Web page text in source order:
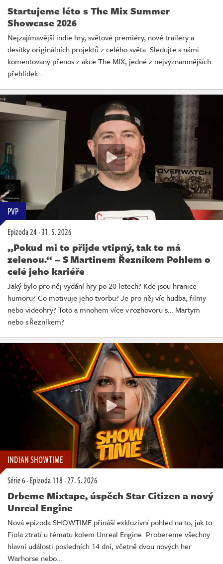
Startujeme léto s The Mix Summer
Showcase 2026
Nejzajímavější indie hry, světové premiéry, nové trailery a
desítky originálních projektů z celého světa. Sledujte s námi
komentovaný přenos z akce The MIX, jedné z nejvýznamnějších
přehlídek…
PVP
Epizoda 24·31. 5. 2026
„Pokud mi to přijde vtipný, tak to má
zelenou.“ – S Martinem Řezníkem Pohlem o
celé jeho kariéře
Jaký bylo pro něj vydání hry po 20 letech? Kde jsou hranice
humoru? Co motivuje jeho tvorbu? Je pro něj víc hudba, filmy
nebo videohry? Toto a mnohem více v rozhovoru s… Martym
nebo s Řezníkem?
INDIAN SHOWTIME
Série 6·Epizoda 118·27. 5. 2026
Drbeme Mixtape, úspěch Star Citizen a nový
Unreal Engine
Nová epizoda SHOWTIME přináší exkluzivní pohled na to, jak to
Fiola ztratí u tématu kolem Unreal Engine. Probereme všechny
hlavní události posledních 14 dní, včetně dvou nových her
Warhorse nebo…